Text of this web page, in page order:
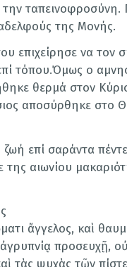
ταπεινοφροσύνη.
της Μονής.
επιχείρησε να τον
τόπου.Όμως ο
θερμά στον
αποσύρθηκε
επί σαράντα
αιωνίου
ἄγγελος, καὶ
προσευχῇ,
τὰς ψυχὰς τῶν